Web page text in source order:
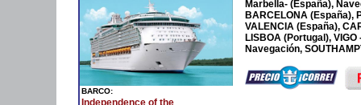
BARCO:
Marbella- (España),
BARCELONA (España),
VALENCIA (España),
LISBOA (Portugal),
Navegación,